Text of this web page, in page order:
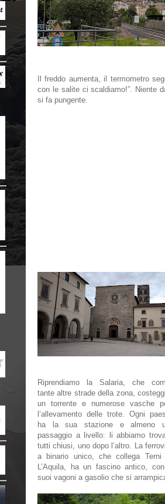
Il freddo aumenta, il termometro
con le salite ci scaldiamo!”. Niente
si fa pungente.
Riprendiamo la Salaria, che
tante altre strade della zona,
un torrente e numerose vasche
l’allevamento delle trote. Ogni
ha la sua stazione e almeno
passaggio a livello: li abbiamo
tutti chiusi, uno dopo l’altro. La
a binario unico, che collega Terni
L’Aquila, ha un fascino antico,
suoi vagoni a gasolio che si